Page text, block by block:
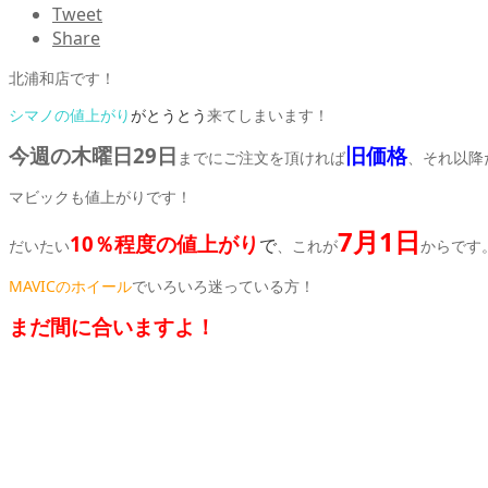
Tweet
Share
北浦和店です！
シマノの値上がりがとうとう来てしまいます！
今週の木曜日29日 までにご注文を頂ければ旧価格、それ以降
マビックも値上がりです！
だいたい10％程度の値上がり で、これが7月1日からです。
MAVICのホイールでいろいろ迷っている方！
まだ間に合いますよ！